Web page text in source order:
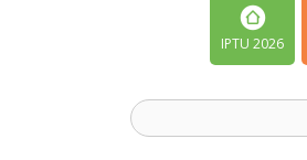
IPTU 2026